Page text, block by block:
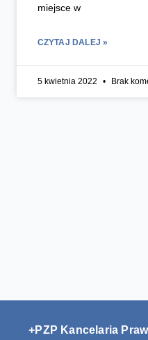
miejsce w
CZYTAJ DALEJ »
5 kwietnia 2022 Brak
+PZP Kancelaria